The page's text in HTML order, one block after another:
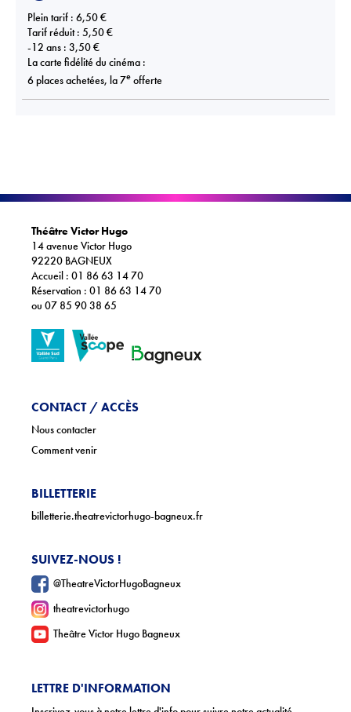
Plein tarif : 6,50 €
Tarif réduit : 5,50 €
-12 ans : 3,50 €
La carte fidélité du cinéma :
6 places achetées, la 7e offerte
Théâtre Victor Hugo
14 avenue Victor Hugo
92220 BAGNEUX
Accueil : 01 86 63 14 70
Réservation : 01 86 63 14 70
ou 07 85 90 38 65
CONTACT / ACCÈS
Nous contacter
Comment venir
BILLETTERIE
billetterie.theatrevictorhugo-bagneux.fr
SUIVEZ-NOUS !
@TheatreVictorHugoBagneux
theatrevictorhugo
Theâtre Victor Hugo Bagneux
LETTRE D'INFORMATION